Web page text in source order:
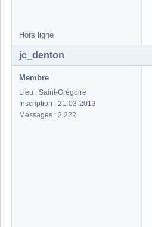
Hors ligne
jc_denton
Membre
Lieu : Saint-Grégoire
Inscription : 21-03-2013
Messages : 2 222